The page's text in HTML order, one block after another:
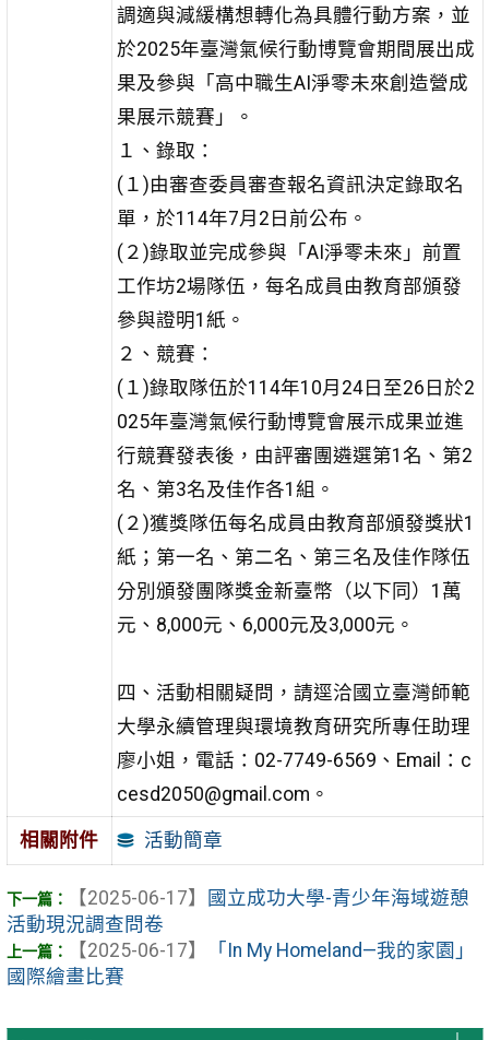
調適與減緩構想轉化為具體行動方案，並
於2025年臺灣氣候行動博覽會期間展出成
果及參與「高中職生AI淨零未來創造營成
果展示競賽」。
１、錄取：
(１)由審查委員審查報名資訊決定錄取名
單，於114年7月2日前公布。
(２)錄取並完成參與「AI淨零未來」前置
工作坊2場隊伍，每名成員由教育部頒發
參與證明1紙。
２、競賽：
(１)錄取隊伍於114年10月24日至26日於2
025年臺灣氣候行動博覽會展示成果並進
行競賽發表後，由評審團遴選第1名、第2
名、第3名及佳作各1組。
(２)獲獎隊伍每名成員由教育部頒發獎狀1
紙；第一名、第二名、第三名及佳作隊伍
分別頒發團隊獎金新臺幣（以下同）1萬
元、8,000元、6,000元及3,000元。
四、活動相關疑問，請逕洽國立臺灣師範
大學永續管理與環境教育研究所專任助理
廖小姐，電話：02-7749-6569、Email：c
cesd2050@gmail.com。
相關附件 活動簡章
【2025-06-17】
國立成功大學-青少年海域遊憩
活動現況調查問卷
【2025-06-17】
「In My Homeland—我的家園」
國際繪畫比賽